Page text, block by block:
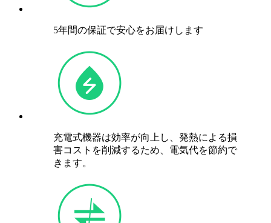
5年間の保証で安心をお届けします
充電式機器は効率が向上し、発熱による損
害コストを削減するため、電気代を節約で
きます。